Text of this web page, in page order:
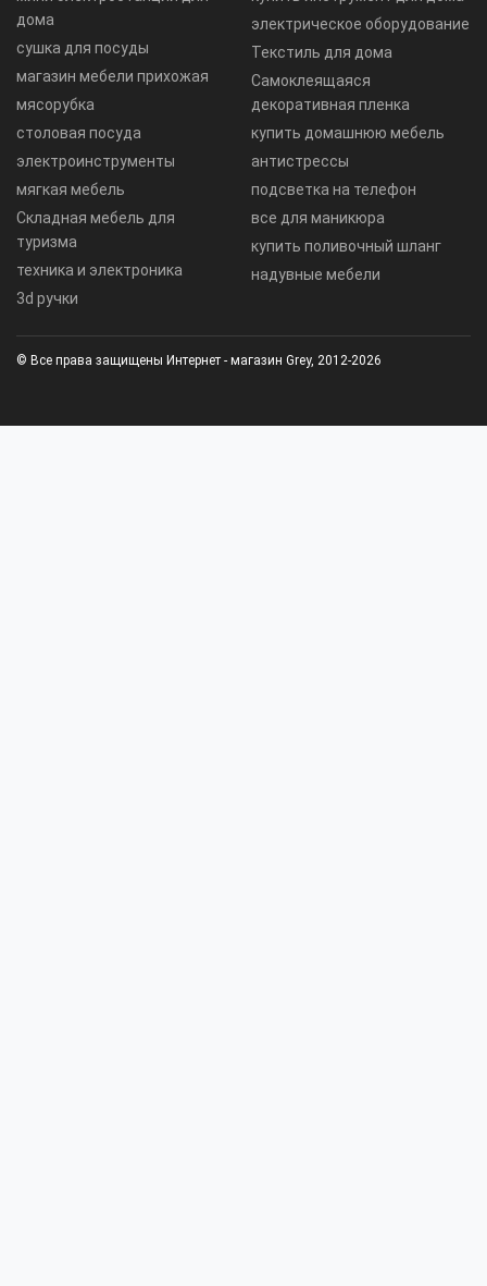
дома
сушка для посуды
магазин мебели прихожая
мясорубка
столовая посуда
электроинструменты
мягкая мебель
Складная мебель для
туризма
техника и электроника
3d ручки
электрическое оборудование
Текстиль для дома
Самоклеящаяся
декоративная пленка
купить домашнюю мебель
антистрессы
подсветка на телефон
все для маникюра
купить поливочный шланг
надувные мебели
© Все права защищены Интернет - магазин Grey, 2012-2026